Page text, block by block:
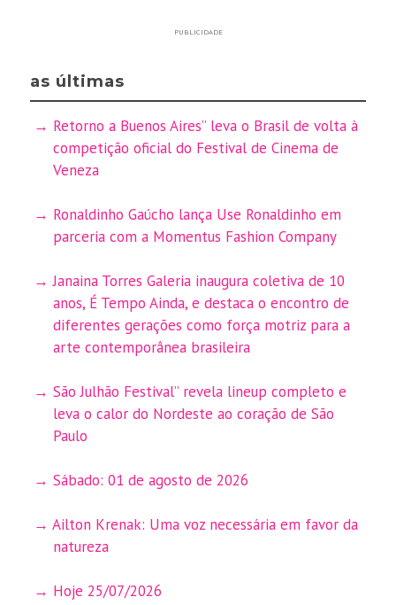
PUBLICIDADE
as últimas
Retorno a Buenos Aires” leva o Brasil de volta à
competição oficial do Festival de Cinema de
Veneza
Ronaldinho Gaúcho lança Use Ronaldinho em
parceria com a Momentus Fashion Company
Janaina Torres Galeria inaugura coletiva de 10
anos, É Tempo Ainda, e destaca o encontro de
diferentes gerações como força motriz para a
arte contemporânea brasileira
São Julhão Festival” revela lineup completo e
leva o calor do Nordeste ao coração de São
Paulo
Sábado: 01 de agosto de 2026
Ailton Krenak: Uma voz necessária em favor da
natureza
Hoje 25/07/2026